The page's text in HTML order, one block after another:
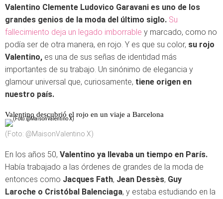
Valentino Clemente Ludovico Garavani es uno de los
grandes genios de la moda del último siglo. Su
fallecimiento deja un legado imborrable y marcado, como no
podía ser de otra manera, en rojo. Y es que su color, su rojo
Valentino, es una de sus señas de identidad más
importantes de su trabajo. Un sinónimo de elegancia y
glamour universal que, curiosamente, tiene origen en
nuestro país.
Valentino descubrió el rojo en un viaje a Barcelona
(Foto: @MaisonValentino X)
En los años 50, Valentino ya llevaba un tiempo en París.
Había trabajado a las órdenes de grandes de la moda de
entonces como Jacques Fath, Jean Dessès, Guy
Laroche o Cristóbal Balenciaga, y estaba estudiando en la